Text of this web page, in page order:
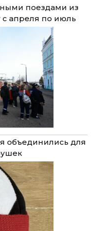
поездами из
апреля по июль
объединились для